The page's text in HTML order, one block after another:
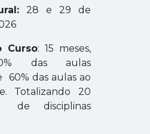
28 e 29 de
Curso: 15 meses,
das aulas
60% das aulas ao
Totalizando 20
de disciplinas